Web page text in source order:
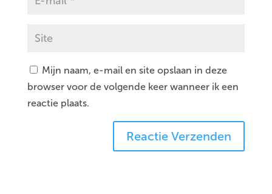
Mijn naam, e-mail en site opslaan in deze
browser voor de volgende keer wanneer ik een
reactie plaats.